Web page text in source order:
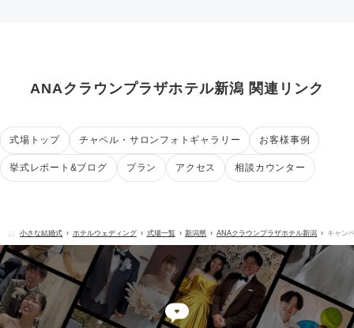
ANAクラウンプラザホテル新潟 関連リンク
式場トップ チャペル・サロンフォトギャラリー お客様事例
挙式レポート&ブログ プラン アクセス 相談カウンター
小さな結婚式 ホテルウェディング 式場一覧 新潟県 ANAクラウンプラザホテル新潟 キャン